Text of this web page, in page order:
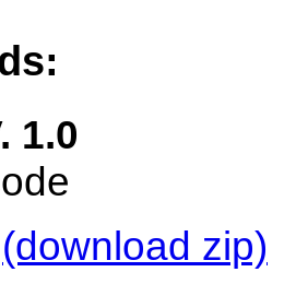
1.0
(download zip)